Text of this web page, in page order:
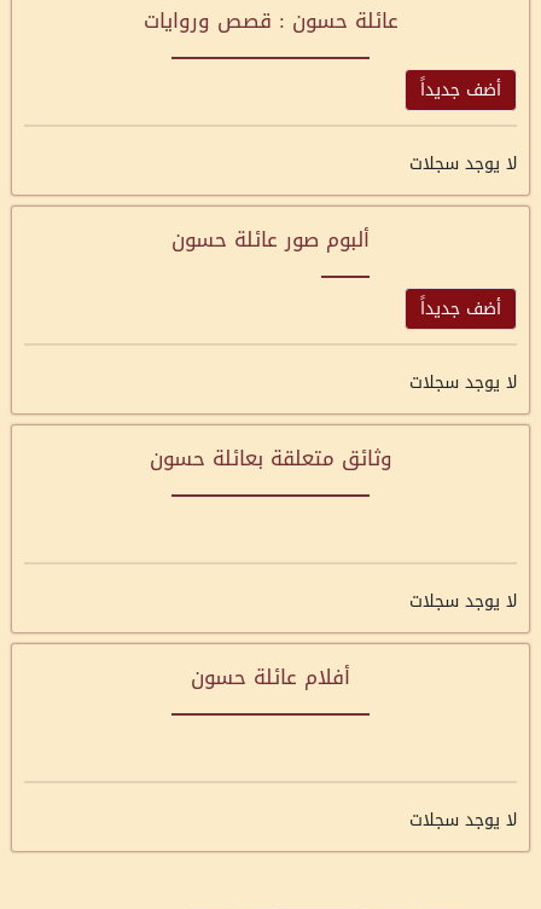
عائلة حسون : قصص وروايات
أضف جديداً
لا يوجد سجلات
ألبوم صور عائلة حسون
أضف جديداً
لا يوجد سجلات
وثائق متعلقة بعائلة حسون
لا يوجد سجلات
أفلام عائلة حسون
لا يوجد سجلات